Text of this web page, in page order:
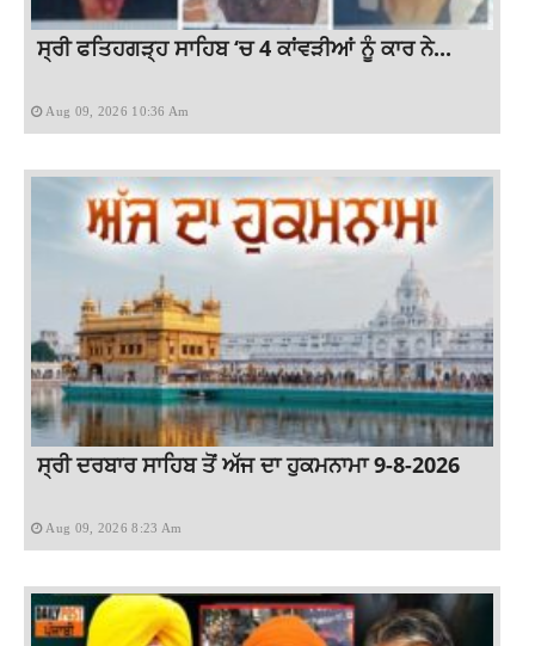
ਸ੍ਰੀ ਫਤਿਹਗੜ੍ਹ ਸਾਹਿਬ ‘ਚ 4 ਕਾਂਵੜੀਆਂ ਨੂੰ ਕਾਰ ਨੇ...
Aug 09, 2026 10:36 Am
ਸ੍ਰੀ ਦਰਬਾਰ ਸਾਹਿਬ ਤੋਂ ਅੱਜ ਦਾ ਹੁਕਮਨਾਮਾ 9-8-2026
Aug 09, 2026 8:23 Am